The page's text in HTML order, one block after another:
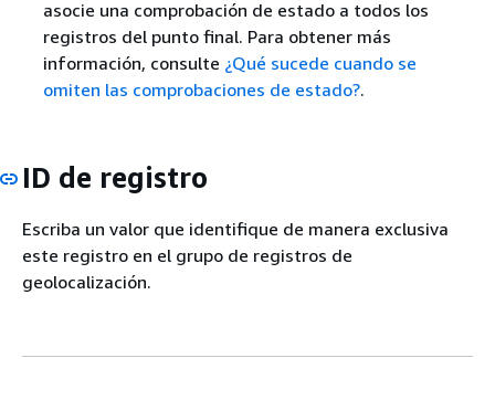
asocie una comprobación de estado a todos los
registros del punto final. Para obtener más
información, consulte ¿Qué sucede cuando se
omiten las comprobaciones de estado?.
ID de registro
Escriba un valor que identifique de manera exclusiva
este registro en el grupo de registros de
geolocalización.